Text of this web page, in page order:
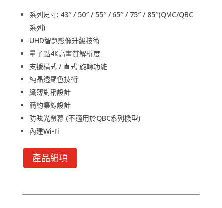
系列尺寸: 43″ / 50″ / 55″ / 65″ / 75″ / 85″(QMC/QBC
系列)
UHD智慧影像升級技術
量子點4K高畫質解析度
支援橫式 / 直式 旋轉功能
純晶透顯色技術
纖薄對稱設計
簡約集線設計
防眩光螢幕 (不適用於QBC系列機型)
內建Wi-Fi
產品細項